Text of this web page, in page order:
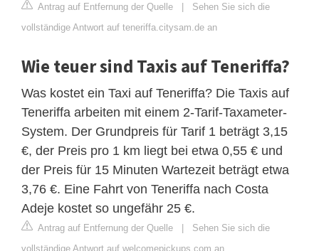
Antrag auf Entfernung der Quelle | Sehen Sie sich die
vollständige Antwort auf teneriffa.citysam.de an
Wie teuer sind Taxis auf Teneriffa?
Was kostet ein Taxi auf Teneriffa? Die Taxis auf
Teneriffa arbeiten mit einem 2-Tarif-Taxameter-
System. Der Grundpreis für Tarif 1 beträgt 3,15
€, der Preis pro 1 km liegt bei etwa 0,55 € und
der Preis für 15 Minuten Wartezeit beträgt etwa
3,76 €. Eine Fahrt von Teneriffa nach Costa
Adeje kostet so ungefähr 25 €.
Antrag auf Entfernung der Quelle | Sehen Sie sich die
vollständige Antwort auf welcomepickups.com an